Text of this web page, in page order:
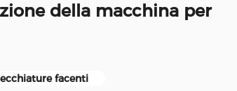
della macchina per
facenti